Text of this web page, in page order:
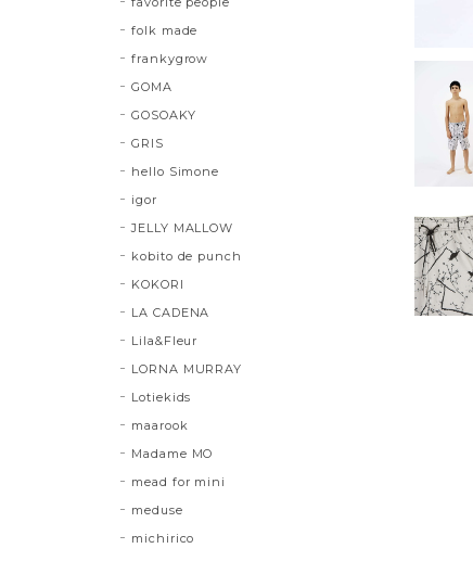
folk made
frankygrow
GOMA
GOSOAKY
GRIS
hello Simone
igor
JELLY MALLOW
kobito de punch
KOKORI
LA CADENA
Lila&Fleur
LORNA MURRAY
Lotiekids
maarook
Madame MO
mead for mini
meduse
michirico